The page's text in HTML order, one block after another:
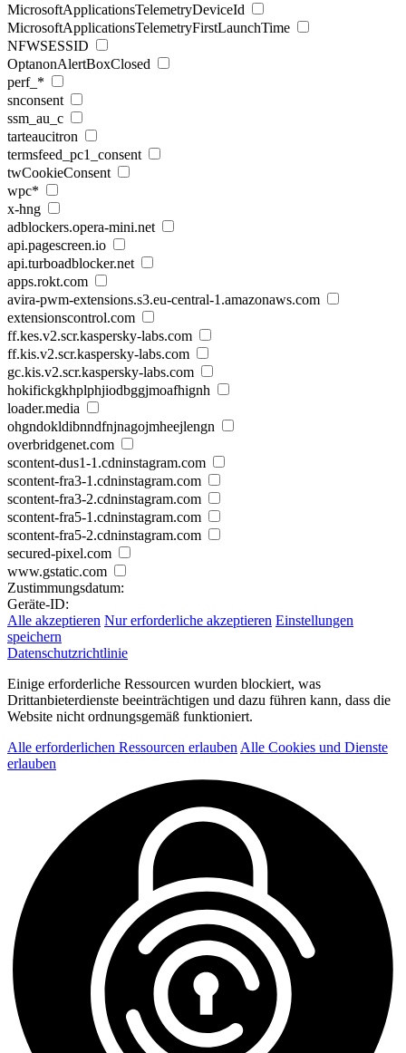
MicrosoftApplicationsTelemetryDeviceId
MicrosoftApplicationsTelemetryFirstLaunchTime
NFWSESSID
OptanonAlertBoxClosed
perf_*
snconsent
ssm_au_c
tarteaucitron
termsfeed_pc1_consent
twCookieConsent
wpc*
x-hng
adblockers.opera-mini.net
api.pagescreen.io
api.turboadblocker.net
apps.rokt.com
avira-pwm-extensions.s3.eu-central-1.amazonaws.com
extensionscontrol.com
ff.kes.v2.scr.kaspersky-labs.com
ff.kis.v2.scr.kaspersky-labs.com
gc.kis.v2.scr.kaspersky-labs.com
hokifickgkhplphjiodbggjmoafhignh
loader.media
ohgndokldibnndfnjnagojmheejlengn
overbridgenet.com
scontent-dus1-1.cdninstagram.com
scontent-fra3-1.cdninstagram.com
scontent-fra3-2.cdninstagram.com
scontent-fra5-1.cdninstagram.com
scontent-fra5-2.cdninstagram.com
secured-pixel.com
www.gstatic.com
Zustimmungsdatum:
Geräte-ID:
Alle akzeptieren Nur erforderliche akzeptieren Einstellungen
speichern
Datenschutzrichtlinie
Einige erforderliche Ressourcen wurden blockiert, was
Drittanbieterdienste beeinträchtigen und dazu führen kann, dass die
Website nicht ordnungsgemäß funktioniert.
Alle erforderlichen Ressourcen erlauben Alle Cookies und Dienste
erlauben